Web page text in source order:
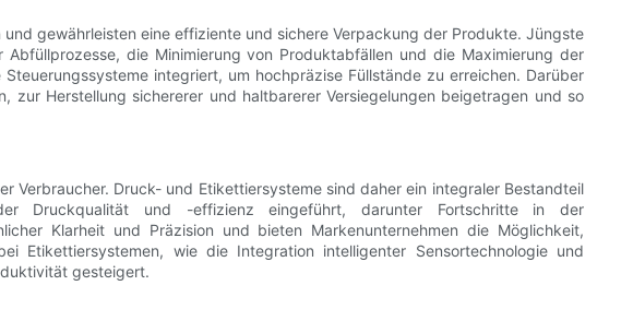
gewährleisten eine effiziente und sichere Verpackung der Produkte. Jüngste
die Minimierung von Produktabfällen und die Maximierung der
integriert, um hochpräzise Füllstände zu erreichen. Darüber
zur Herstellung sichererer und haltbarerer Versiegelungen beigetragen und so
Druck- und Etikettiersysteme sind daher ein integraler Bestandteil
Druckqualität und -effizienz eingeführt, darunter Fortschritte in der
Klarheit und Präzision und bieten Markenunternehmen die Möglichkeit,
Etikettiersystemen, wie die Integration intelligenter Sensortechnologie und
gesteigert.